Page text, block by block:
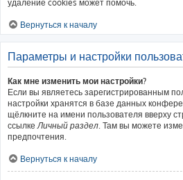
удаление cookies может помочь.
Вернуться к началу
Параметры и настройки
Как мне изменить мои настройки?
Если вы являетесь зарегистрированным
настройки хранятся в базе данных
щёлкните на имени пользователя вверху
ссылкеЛичный раздел. Там вы можете
предпочтения.
Вернуться к началу